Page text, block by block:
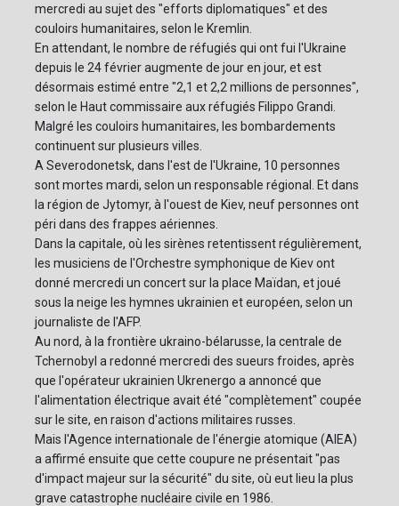
mercredi au sujet des "efforts diplomatiques" et des
couloirs humanitaires, selon le Kremlin.
En attendant, le nombre de réfugiés qui ont fui l'Ukraine
depuis le 24 février augmente de jour en jour, et est
désormais estimé entre "2,1 et 2,2 millions de personnes",
selon le Haut commissaire aux réfugiés Filippo Grandi.
Malgré les couloirs humanitaires, les bombardements
continuent sur plusieurs villes.
A Severodonetsk, dans l'est de l'Ukraine, 10 personnes
sont mortes mardi, selon un responsable régional. Et dans
la région de Jytomyr, à l'ouest de Kiev, neuf personnes ont
péri dans des frappes aériennes.
Dans la capitale, où les sirènes retentissent régulièrement,
les musiciens de l'Orchestre symphonique de Kiev ont
donné mercredi un concert sur la place Maïdan, et joué
sous la neige les hymnes ukrainien et européen, selon un
journaliste de l'AFP.
Au nord, à la frontière ukraino-bélarusse, la centrale de
Tchernobyl a redonné mercredi des sueurs froides, après
que l'opérateur ukrainien Ukrenergo a annoncé que
l'alimentation électrique avait été "complètement" coupée
sur le site, en raison d'actions militaires russes.
Mais l'Agence internationale de l'énergie atomique (AIEA)
a affirmé ensuite que cette coupure ne présentait "pas
d'impact majeur sur la sécurité" du site, où eut lieu la plus
grave catastrophe nucléaire civile en 1986.